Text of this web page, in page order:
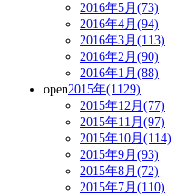
2016年5月(73)
2016年4月(94)
2016年3月(113)
2016年2月(90)
2016年1月(88)
open2015年(1129)
2015年12月(77)
2015年11月(97)
2015年10月(114)
2015年9月(93)
2015年8月(72)
2015年7月(110)